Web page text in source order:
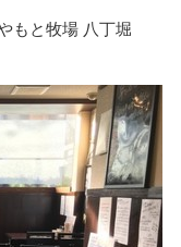
もと牧場 八丁堀